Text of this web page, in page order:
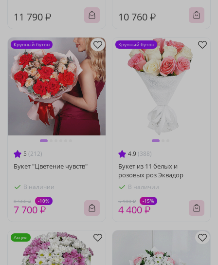
11 790 ₽ 10 760 ₽
5 (212)
Букет "Цветение чувств"
В наличии
8 560 ₽ -10%
7 700 ₽
Крупный бутон
4.9 (388)
Букет из 11 белых и
розовых роз Эквадор
В наличии
5 180 ₽ -15%
4 400 ₽
Крупный бутон
Акция